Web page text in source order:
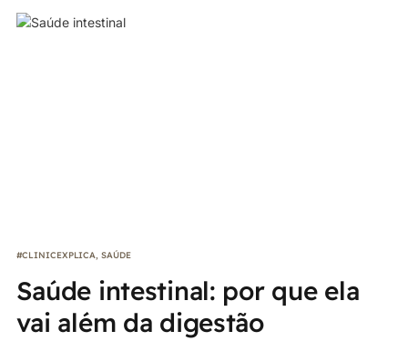
#CLINICEXPLICA, SAÚDE
Saúde intestinal: por que ela
vai além da digestão